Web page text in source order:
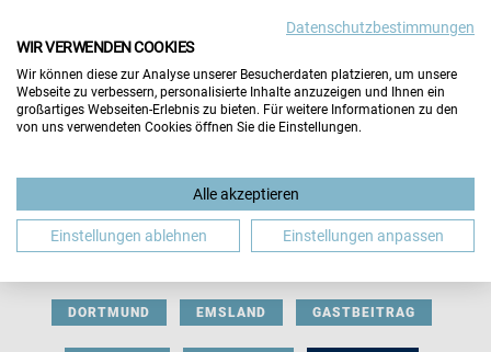
BERUFLICHE ORIENTIERUNG BEWERBUNG
DORTMUND EMSLAND GASTBEITRAG
Datenschutzbestimmungen
WIR VERWENDEN COOKIES
Wir können diese zur Analyse unserer Besucherdaten platzieren, um unsere
Webseite zu verbessern, personalisierte Inhalte anzuzeigen und Ihnen ein
großartiges Webseiten-Erlebnis zu bieten. Für weitere Informationen zu den
von uns verwendeten Cookies öffnen Sie die Einstellungen.
Alle akzeptieren
Einstellungen ablehnen Einstellungen anpassen